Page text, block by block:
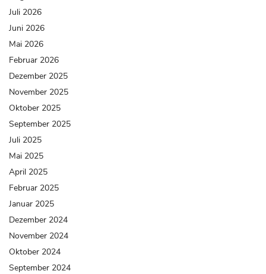
Juli 2026
Juni 2026
Mai 2026
Februar 2026
Dezember 2025
November 2025
Oktober 2025
September 2025
Juli 2025
Mai 2025
April 2025
Februar 2025
Januar 2025
Dezember 2024
November 2024
Oktober 2024
September 2024